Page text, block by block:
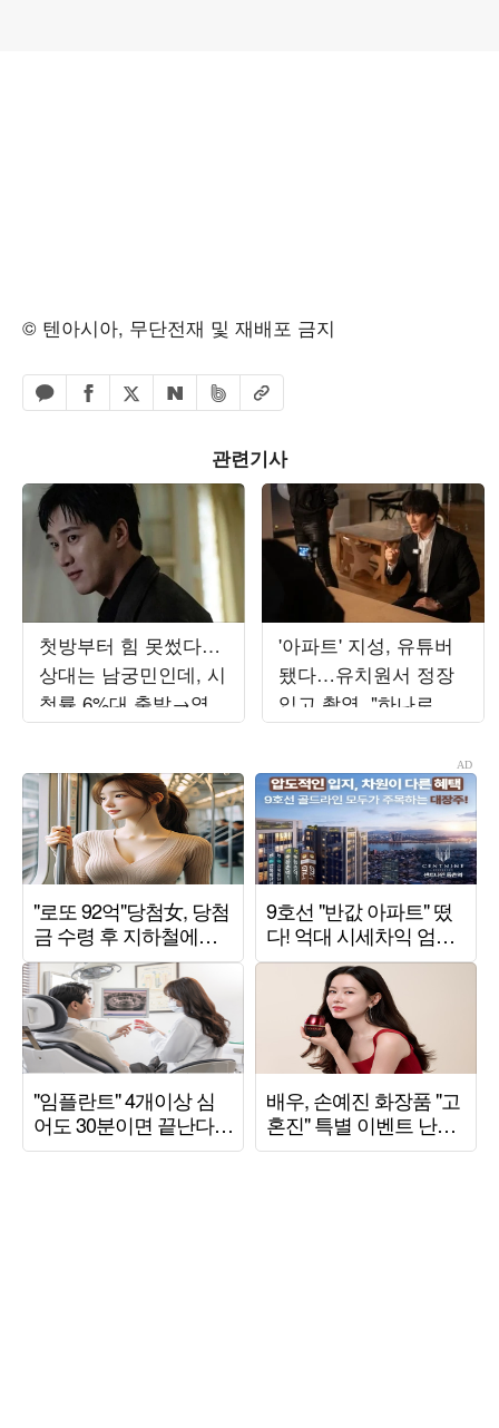
© 텐아시아, 무단전재 및 재배포 금지
카카오톡 공유하기
페이스북 공유하기
엑스 공유하기
네이버 공유하기
밴드 공유하기
URL복사
관련기사
첫방부터 힘 못썼다…
상대는 남궁민인데, 시
청률 6%대 출발→역공
시작 ('재벌X형사2')
'아파트' 지성, 유튜버
됐다…유치원서 정장
입고 촬영, "하나로 뭉
쳐"